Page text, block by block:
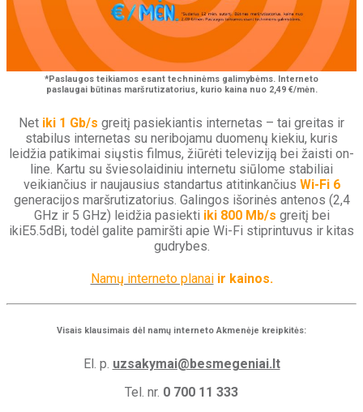
*Paslaugos teikiamos esant techninėms galimybėms. Interneto
paslaugai būtinas maršrutizatorius, kurio kaina nuo 2,49 €/mėn.
Net iki 1 Gb/s greitį pasiekiantis internetas – tai greitas ir
stabilus internetas su neribojamu duomenų kiekiu, kuris
leidžia patikimai siųstis filmus, žiūrėti televiziją bei žaisti on-
line. Kartu su šviesolaidiniu internetu siūlome stabiliai
veikiančius ir naujausius standartus atitinkančius Wi-Fi 6
generacijos maršrutizatorius. Galingos išorinės antenos (2,4
GHz ir 5 GHz) leidžia pasiekti iki 800 Mb/s greitį bei
ikiE5.5dBi, todėl galite pamiršti apie Wi-Fi stiprintuvus ir kitas
gudrybes.
Namų interneto planaiir kainos.
Visais klausimais dėl namų interneto Akmenėje kreipkitės:
El. p. uzsakymai@besmegeniai.lt
Tel. nr. 0 700 11 333